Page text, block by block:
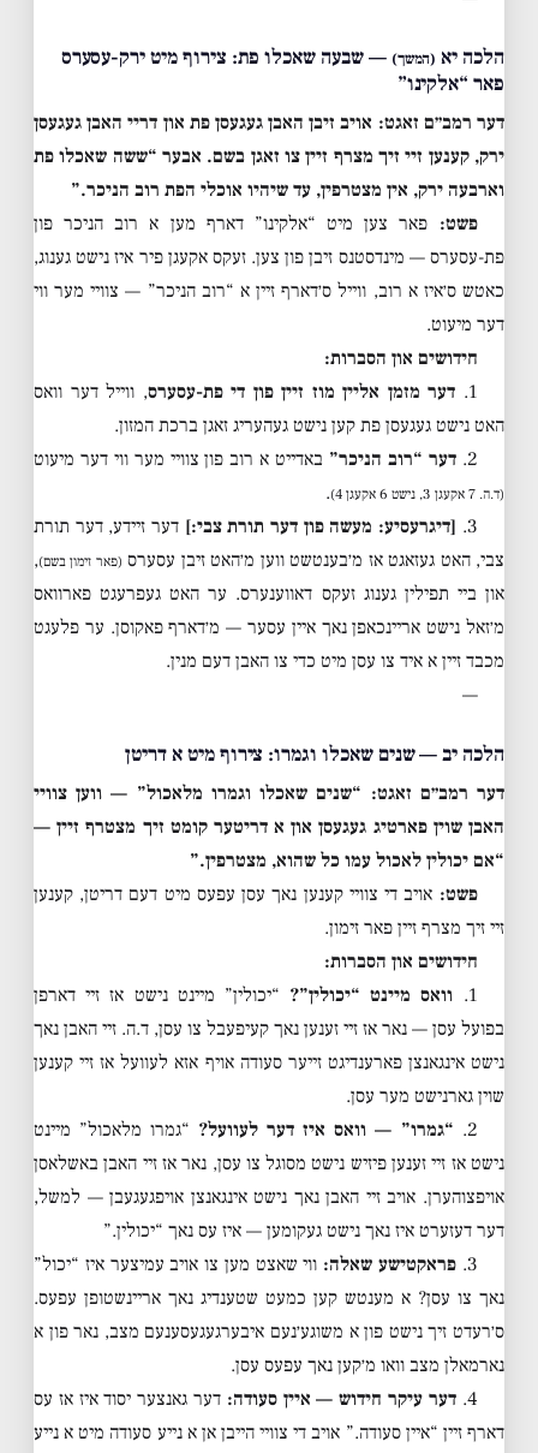
הלכה יא (המשך) — שבעה שאכלו פת: צירוף מיט ירק-עסערס
פאר “אלקינו”
דער רמב״ם זאגט: אויב זיבן האבן געגעסן פת און דריי האבן געגעסן
ירק, קענען זיי זיך מצרף זיין צו זאגן בשם. אבער “ששה שאכלו פת
וארבעה ירק, אין מצטרפין, עד שיהיו אוכלי הפת רוב הניכר.”
פשט: פאר צען מיט “אלקינו” דארף מען א רוב הניכר פון
פת-עסערס — מינדסטנס זיבן פון צען. זעקס אקעגן פיר איז נישט גענוג,
כאטש ס׳איז א רוב, ווייל ס׳דארף זיין א “רוב הניכר” — צוויי מער ווי
דער מיעוט.
חידושים און הסברות:
1. דער מזמן אליין מוז זיין פון די פת-עסערס, ווייל דער וואס
האט נישט געגעסן פת קען נישט געהעריג זאגן ברכת המזון.
2. דער “רוב הניכר” באדייט א רוב פון צוויי מער ווי דער מיעוט
(ד.ה. 7 אקעגן 3, נישט 6 אקעגן 4)
.
3. [דיגרעסיע: מעשה פון דער תורת צבי:] דער זיידע, דער תורת
צבי, האט געזאגט אז מ׳בענטשט ווען מ׳האט זיבן עסערס (פאר זימון בשם),
און ביי תפילין גענוג זעקס דאווענערס. ער האט געפרעגט פארוואס
מ׳זאל נישט אריינכאפן נאך איין עסער — מ׳דארף פאקוסן. ער פלעגט
מכבד זיין א איד צו עסן מיט כדי צו האבן דעם מנין.
—
הלכה יב — שנים שאכלו וגמרו: צירוף מיט א דריטן
דער רמב״ם זאגט: “שנים שאכלו וגמרו מלאכול” — ווען צוויי
האבן שוין פארטיג געגעסן און א דריטער קומט זיך מצטרף זיין —
“אם יכולין לאכול עמו כל שהוא, מצטרפין.”
פשט: אויב די צוויי קענען נאך עסן עפעס מיט דעם דריטן, קענען
זיי זיך מצרף זיין פאר זימון.
חידושים און הסברות:
1.
וואס מיינט “יכולין”? “יכולין” מיינט נישט אז זיי דארפן
בפועל עסן — נאר אז זיי זענען נאך קעיפעבל צו עסן, ד.ה. זיי האבן נאך
נישט אינגאנצן פארענדיגט זייער סעודה אויף אזא לעוועל אז זיי קענען
שוין גארנישט מער עסן.
2. “גמרו” — וואס איז דער לעוועל? “גמרו מלאכול” מיינט
נישט אז זיי זענען פיזיש נישט מסוגל צו עסן, נאר אז זיי האבן באשלאסן
אויפצוהערן. אויב זיי האבן נאך נישט אינגאנצן אויפגעגעבן — למשל,
דער דעזערט איז נאך נישט געקומען — איז עס נאך “יכולין.”
3. פראקטישע שאלה: ווי שאצט מען צו אויב עמיצער איז “יכול”
נאך צו עסן? א מענטש קען כמעט שטענדיג נאך אריינשטופן עפעס.
ס׳רעדט זיך נישט פון א משוגע׳נעם איבערגעגעסענעם מצב, נאר פון א
נארמאלן מצב וואו מ׳קען נאך עפעס עסן.
4. דער עיקר חידוש — איין סעודה: דער גאנצער יסוד איז אז עס
דארף זיין “איין סעודה.” אויב די צוויי הייבן אן א נייע סעודה מיט א נייע